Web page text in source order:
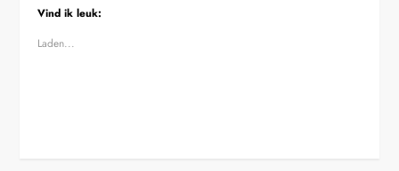
Vind ik leuk:
Laden...